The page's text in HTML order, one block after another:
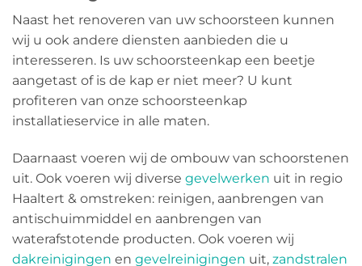
Naast het renoveren van uw schoorsteen kunnen
wij u ook andere diensten aanbieden die u
interesseren. Is uw schoorsteenkap een beetje
aangetast of is de kap er niet meer? U kunt
profiteren van onze schoorsteenkap
installatieservice in alle maten.
Daarnaast voeren wij de ombouw van schoorstenen
uit. Ook voeren wij diverse gevelwerken uit in regio
Haaltert & omstreken: reinigen, aanbrengen van
antischuimmiddel en aanbrengen van
waterafstotende producten. Ook voeren wij
dakreinigingen en gevelreinigingen uit, zandstralen